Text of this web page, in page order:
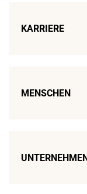
KARRIERE
MENSCHEN